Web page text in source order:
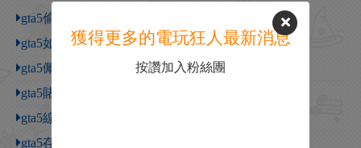
gta5偷車刷頂級車方法
gta5如何調出撥號鍵
gta5佩裡科島興趣點
gta5賭場在哪
gta5線下買的車是永久的嗎
gta5存檔沒了
獲得更多的電玩狂人最新消息
按讚加入粉絲團